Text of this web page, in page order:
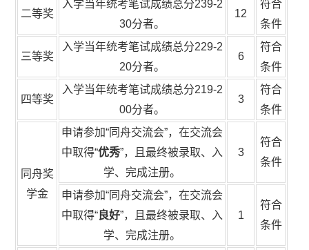
二等奖
入学当年统考笔试成绩总分239-2
30分者。
12
符合
条件
三等奖
入学当年统考笔试成绩总分229-2
20分者。
6
符合
条件
四等奖
入学当年统考笔试成绩总分219-2
00分者。
3
符合
条件
同舟奖
学金
申请参加“同舟交流会”，在交流会
中取得“优秀”，且最终被录取、入
学、完成注册。
3
符合
条件
申请参加“同舟交流会”，在交流会
中取得“ 良好”，且最终被录取、入
学、完成注册。
1
符合
条件